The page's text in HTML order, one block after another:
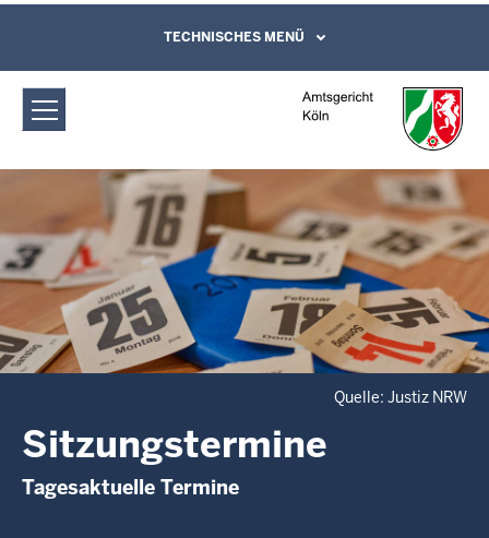
Amtsgericht Köln: Sitzungstermine
Direkt zum Inhalt
Leichte Sprache, Gebärdensprachenvideo
und Kontaktformular
TECHNISCHES MENÜ
Quelle: Justiz NRW
Sitzungstermine
Tagesaktuelle Termine